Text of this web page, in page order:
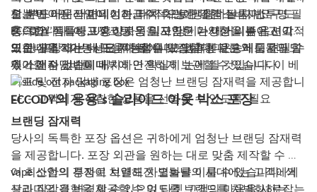
시가 상자를 활용한 나만의 특별한 추억 보관함에 소중한 추억을 간
직하세요. 먼저 상자 겉면에 사진, 명언, 또는 의미 있는 기념품으로
꾸며보세요. 특별한 종이나 천을 데쿠파주 기법으로 붙여 독특한 분
위기를 연출할 수도 있습니다. 겉면 장식이 끝나면 칸막이나 작은 용
기를 이용해 상자 안쪽에 소중한 추억이 담긴 물건들을 보관할 공간
을 만드세요. 상자 겉면에 내용물을 표시하는 라벨이나 태그를 붙이
는 것도 좋습니다. 티켓, 편지, 사진 등 무엇을 담든 이 추억 보관함
은 소중한 순간들을 간직하고 다시 떠올릴 수 있는 특별한 장소가 될
것입니다.
책상 정리함
DIY 시가 박스 데스크 정리함으로 책상 위의 잡동사니와 작별하세
요. 먼저 사무실 인테리어에 맞춰 박스 외부를 페인트칠하거나 장식
한 이유는 규제 기관에서 정한 규정을 준수하기 위해서입니다. 많은
국가와 지역에서는 어린이가 전자담배에 우연히 노출되는 것을 방
지하기 위해 전자담배 포장에 대한 특정 요건을 두고 있습니다. 어린
이 보호용 봉투를 사용하면 이러한 규정을 충족하고 잠재적인 벌금
이나 처벌을 피할 수 있습니다.
규정 준수 외에도 전자담배에 어린이 보호용 봉투를 사용하는 것은
소비자 신뢰를 구축하는 데 도움이 될 수 있습니다. 고객은 기업이
어린이를 유해 물질로부터 보호하기 위해 필요한 조치를 취하고 있
음을 알게 되면 브랜드에 대한 긍정적인 인식을 갖게 되고 제품의 안
전성을 신뢰할 가능성이 높아집니다.
책임 위험 감소
전자담배 제조업체 또는 판매업체로서, 특히 어린이 보호와 관련하
여 제품의 안전을 보장할 책임이 있습니다. 실수로 삼키는 것을 방지
들어 실수로 삼키거나 유해 물질에 노출될 위험을 줄이는 것입니다.
연구에 따르면 어린이 보호 포장은 어린이의 중독 및 부상 발생률을
크게 감소시킬 수 있으므로 특정 제품에 필수적인 안전 기능입니다.
어린이 보호 포장의 핵심은 완벽하게 안전하지 않다는 점입니다. 어
린아이들이 열기에는 어려울 수 있지만, 어른들은 비교적 쉽게 내용
물을 꺼낼 수 있습니다. 어린이 보호 기능과 어른의 접근성 사이의
균형을 유지하는 것이 포장이 본래의 목적을 달성하면서도 최종 사
용자에게 불편함을 주지 않는 데 매우 중요합니다.
어린이 보호 포장은 미국의 소비자제품안전위원회(CPSC)와 같은
여러 기관의 규제를 받습니다. 의약품, 화학물질, 가정용 세척제 등
어린이에게 잠재적으로 위험할 수 있는 제품을 제조하는 업체는 우
발적인 중독 위험을 줄이기 위해 어린이 보호 포장을 사용해야 합니
다.
션, 부드러운 라미네이션, 터치 가능한 질감 필름, 반투명 필
름, 호일 샘플링, UV 코팅 등을 포함한 다양한 외부 옵션이
있습니다. – 가능성은 무한합니다! 맞춤형 로고와 디자인도
추가할 수 있습니다.
할 뿐만 아니라 편의성과 미적 측면에 대한 소비자 요구도
충족합니다. 이 포장 상자의 밀고 당기는 메커니즘은 시각적
으로 매력적이면서도 기능성을 보장합니다.
오늘’베이핑 산업이 기하급수적으로 팽창하는 시대,
ECCODY’독특하고 흥미로운 디자인은 가시성을 높이고 고객
의 관심을 끄는 데 도움이 될 수 있습니다. 다른 제품들과 함
께 소매점 선반에 배치하면 확실히 눈에 띌 것입니다. 이 베
이프 및 전자 담배 포장은 엄청난 브랜딩 잠재력을 제공합니
다. – 고객에게 적합한 상품을 선별할 수 있도록’ 필요
또한, 포장재는 내구성이 뛰어나고 엄격한 운송에도 견딜 수
있어 전자담배를 내부에 안전하게 보관할 수 있습니다.
ECCODY의 응용’s 슬라이드 아웃 박스 포장
브랜딩 잠재력
당사의 독특한 포장 옵션은 귀하에게 엄청난 브랜딩 잠재력
을 제공합니다. 포장 외관을 원하는 대로 맞춤 제작할 수 있
어 최소한의 투자로 브랜드 차별화를 이룰 수 있습니다. 색
vape 산업의 경쟁이 치열해진 오늘날의 시대에는 고객에게